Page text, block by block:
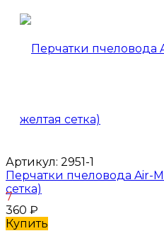
Артикул: 2951-1
Перчатки пчеловода Air-
сетка)
7
360 ₽
Купить